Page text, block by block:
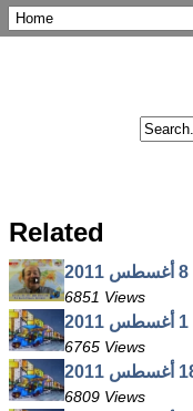
Related
6851 Views
6765 Views
6809 Views